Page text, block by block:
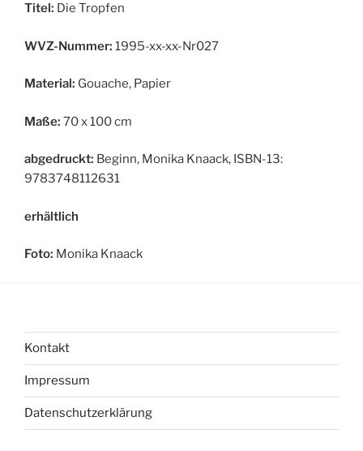
Titel: Die Tropfen
WVZ-Nummer: 1995-xx-xx-Nr027
Material: Gouache, Papier
Maße: 70 x 100 cm
abgedruckt: Beginn, Monika Knaack, ISBN-13:
9783748112631
erhältlich
Foto: Monika Knaack
Kontakt
Impressum
Datenschutzerklärung